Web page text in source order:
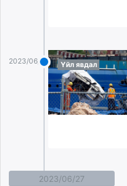
2023/06/29 Үйл явдал
2023/06/27